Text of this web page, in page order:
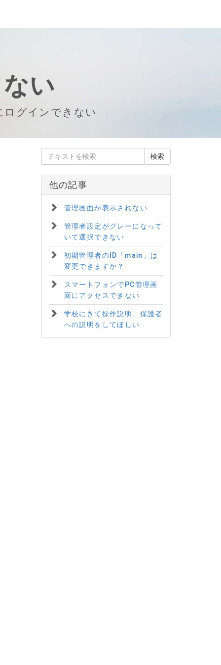
い
ログインできない
他の記事
管理画面が表示されない
管理者設定がグレーになって
いて選択できない
初期管理者のID「main」は
変更できますか？
スマートフォンでPC管理画
面にアクセスできない
学校にきて操作説明、保護者
への説明をしてほしい